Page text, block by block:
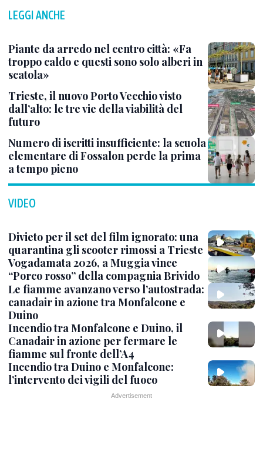
LEGGI ANCHE
Piante da arredo nel centro città: «Fa
troppo caldo e questi sono solo alberi in
scatola»
Trieste, il nuovo Porto Vecchio visto
dall’alto: le tre vie della viabilità del
futuro
Numero di iscritti insufficiente: la scuola
elementare di Fossalon perde la prima
a tempo pieno
VIDEO
Divieto per il set del film ignorato: una
quarantina gli scooter rimossi a Trieste
Vogadamata 2026, a Muggia vince
“Porco rosso” della compagnia Brivido
Le fiamme avanzano verso l’autostrada:
canadair in azione tra Monfalcone e
Duino
Incendio tra Monfalcone e Duino, il
Canadair in azione per fermare le
fiamme sul fronte dell’A4
Incendio tra Duino e Monfalcone:
l’intervento dei vigili del fuoco